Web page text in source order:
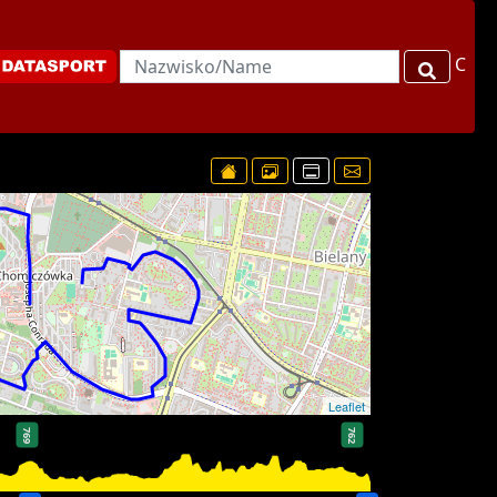
C
Leaflet
769 762